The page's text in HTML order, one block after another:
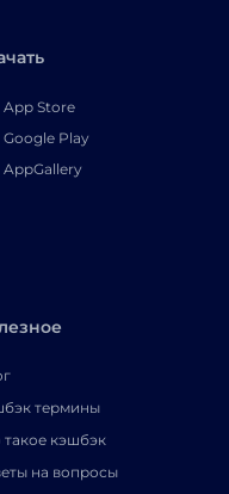
App Store
Google Play
AppGallery
термины
такое кэшбэк
на вопросы